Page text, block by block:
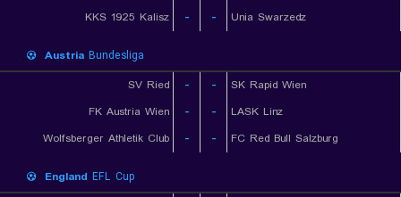
KKS 1925 Kalisz
- - Unia Swarzedz
Austria Bundesliga
SV Ried
- -
SK Rapid Wien
FK Austria Wien
- -
LASK Linz
Wolfsberger Athletik Club
- - FC Red Bull Salzburg
England EFL Cup